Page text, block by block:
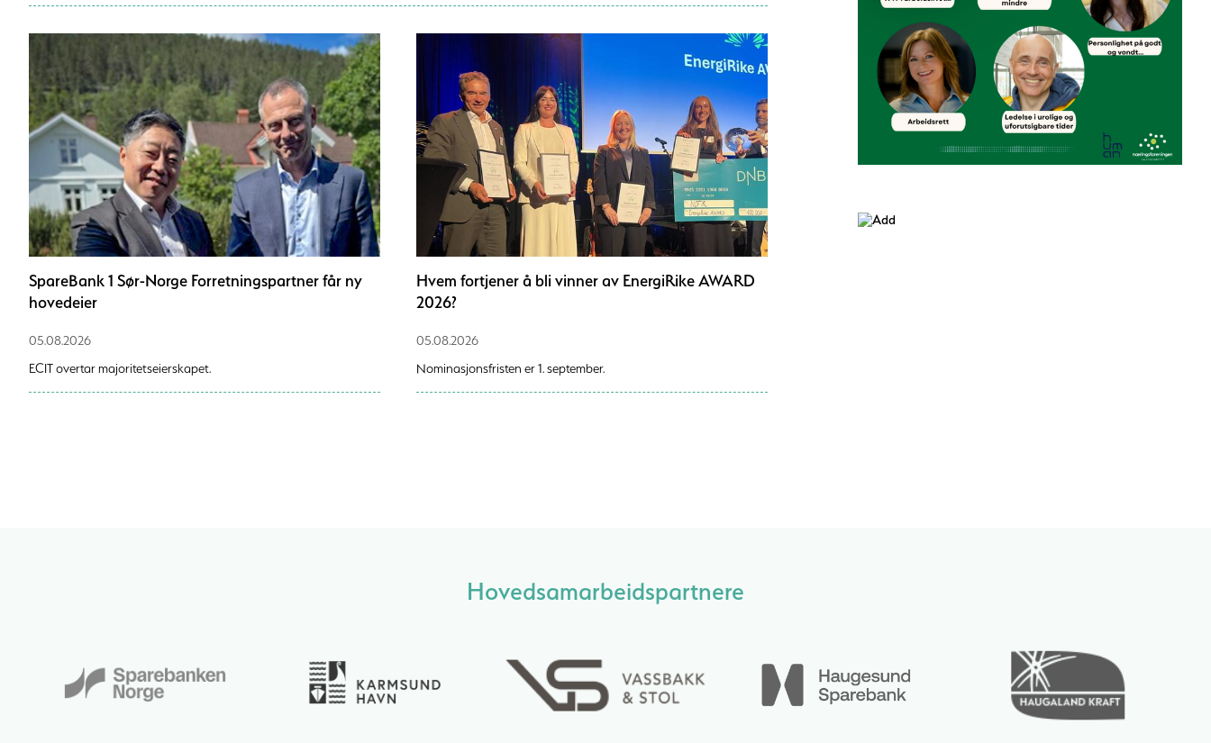
SpareBank 1 Sør-Norge Forretningspartner får ny
hovedeier
05.08.2026
ECIT overtar majoritetseierskapet.
Hvem fortjener å bli vinner av EnergiRike AWARD
2026?
05.08.2026
Nominasjonsfristen er 1. september.
Hovedsamarbeidspartnere